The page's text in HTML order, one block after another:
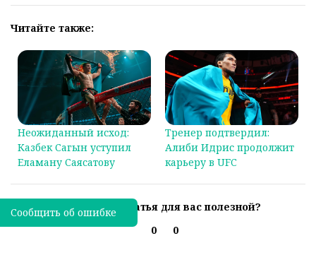
Читайте также:
Неожиданный исход:
Казбек Сагын уступил
Еламану Саясатову
Тренер подтвердил:
Алиби Идрис продолжит
карьеру в UFC
Была ли эта статья для вас полезной?
0
0
Сообщить об ошибке